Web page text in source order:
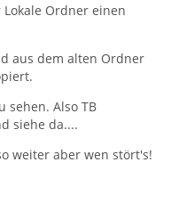
Ordner einen
aus dem alten Ordner
Also TB
siehe da....
weiter aber wen stört's!